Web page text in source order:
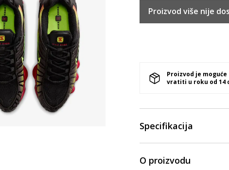
Proizvod više nije
Proizvod je moguće
vratiti u roku od 14
Specifikacija
O proizvodu